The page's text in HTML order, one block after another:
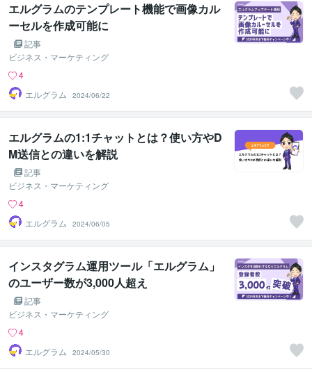
エルグラムのテンプレート機能で画像カル
ーセルを作成可能に
記事
ビジネス・マーケティング
4
エルグラム
2024/06/22
エルグラムの1:1チャットとは？使い方やD
M送信との違いを解説
記事
ビジネス・マーケティング
4
エルグラム
2024/06/05
インスタグラム運用ツール「エルグラム」
のユーザー数が3,000人超え
記事
ビジネス・マーケティング
4
エルグラム
2024/05/30